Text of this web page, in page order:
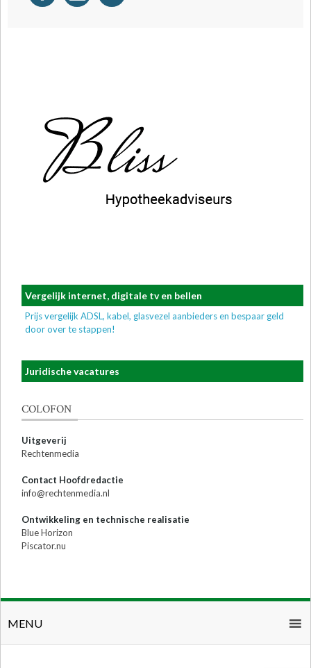
Vergelijk internet, digitale tv en bellen
Prijs vergelijk ADSL, kabel, glasvezel aanbieders en bespaar geld
door over te stappen!
Juridische vacatures
COLOFON
Uitgeverij
Rechtenmedia
Contact Hoofdredactie
info@rechtenmedia.nl
Ontwikkeling en technische realisatie
Blue Horizon
Piscator.nu
MENU